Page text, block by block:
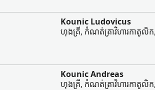
Kounic Ludovicus
ហុងគ្រី, កំណត់ត្រាវិហារកាតូលិក,
Kounic Andreas
ហុងគ្រី, កំណត់ត្រាវិហារកាតូលិក,